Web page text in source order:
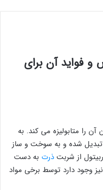
فواید آن برای
را متابولیزه می کند. به
تبدیل شده و به سوخت و ساز
از شربت ذرت به دست
وجود دارد توسط برخی مواد